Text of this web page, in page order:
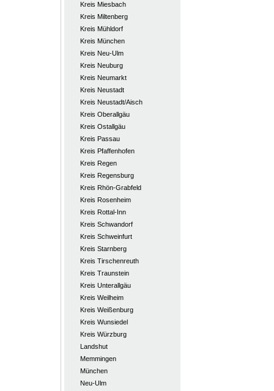
Kreis Miesbach
Kreis Miltenberg
Kreis Mühldorf
Kreis München
Kreis Neu-Ulm
Kreis Neuburg
Kreis Neumarkt
Kreis Neustadt
Kreis Neustadt/Aisch
Kreis Oberallgäu
Kreis Ostallgäu
Kreis Passau
Kreis Pfaffenhofen
Kreis Regen
Kreis Regensburg
Kreis Rhön-Grabfeld
Kreis Rosenheim
Kreis Rottal-Inn
Kreis Schwandorf
Kreis Schweinfurt
Kreis Starnberg
Kreis Tirschenreuth
Kreis Traunstein
Kreis Unterallgäu
Kreis Weilheim
Kreis Weißenburg
Kreis Wunsiedel
Kreis Würzburg
Landshut
Memmingen
München
Neu-Ulm